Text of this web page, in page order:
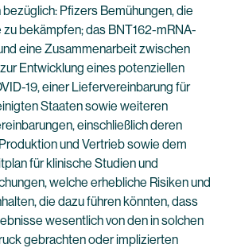
Pfizers Bemühungen, die
bekämpfen; das BNT162-mRNA-
eine Zusammenarbeit zwischen
Entwicklung eines potenziellen
19, einer Liefervereinbarung für
Staaten sowie weiteren
einschließlich deren
und Vertrieb sowie dem
für klinische Studien und
welche erhebliche Risiken und
die dazu führen könnten, dass
wesentlich von den in solchen
gebrachten oder implizierten